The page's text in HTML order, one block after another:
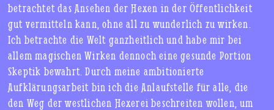
betrachtet das Ansehen der Hexen in der Öffentlichkeit
gut vermitteln kann, ohne all zu wunderlich zu wirken.
Ich betrachte die Welt ganzheitlich und habe mir bei
allem magischen Wirken dennoch eine gesunde Portion
Skeptik bewahrt. Durch meine ambitionierte
Aufklärungsarbeit bin ich die Anlaufstelle für alle, die
den Weg der westlichen Hexerei beschreiten wollen, um